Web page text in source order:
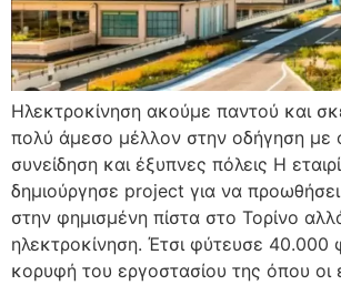
Ηλεκτροκίνηση ακούμε παντού και
πολύ άμεσο μέλλον στην οδήγηση με
συνείδηση και έξυπνες πόλεις Η
δημιούργησε project για να
στην φημισμένη πίστα στο Τορίνο
ηλεκτροκίνηση. Έτσι φύτευσε 40.000
κορυφή του εργοστασίου της όπου οι